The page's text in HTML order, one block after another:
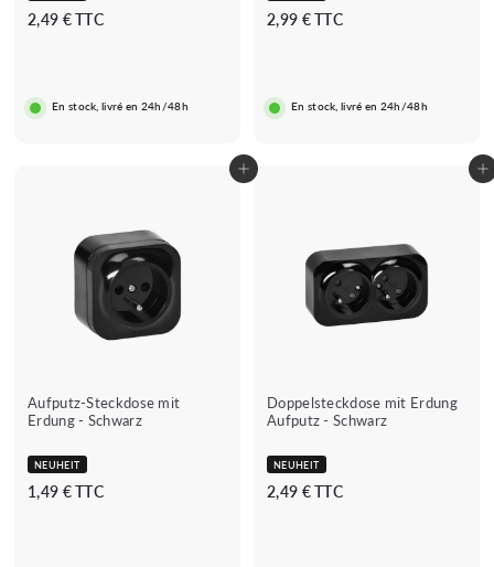
2,49 € TTC2
€
En stock, livré en 24h/48h
2,99 € TTC2
€
En stock, livré en 24h/48h
In den Warenkorb legen
Aufputz-Steckdose mit
Erdung - Schwarz
NEUHEIT
1,49 € TTC1
In den Warenkorb legen
Doppelsteckdose mit Erdung
Aufputz - Schwarz
NEUHEIT
2,49 € TTC2